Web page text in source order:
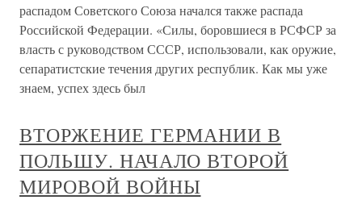
распадом Советского Союза начался также распада
Российской Федерации. «Силы, боровшиеся в РСФСР за
власть с руководством СССР, использовали, как оружие,
сепаратистские течения других республик. Как мы уже
знаем, успех здесь был
ВТОРЖЕНИЕ ГЕРМАНИИ В
ПОЛЬШУ. НАЧАЛО ВТОРОЙ
МИРОВОЙ ВОЙНЫ